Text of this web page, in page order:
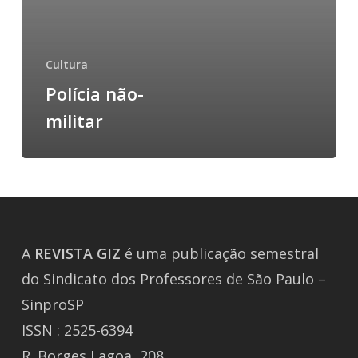
Cultura
Polícia não-
militar
A REVISTA GIZ é uma publicação semestral
do Sindicato dos Professores de São Paulo –
SinproSP
ISSN : 2525-6394